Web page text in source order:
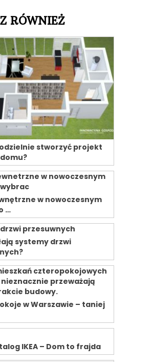
RÓWNIEŻ
stworzyć projekt
w nowoczesnym
…
systemy drzwi
w Warszawie – taniej
IKEA – Dom to frajda